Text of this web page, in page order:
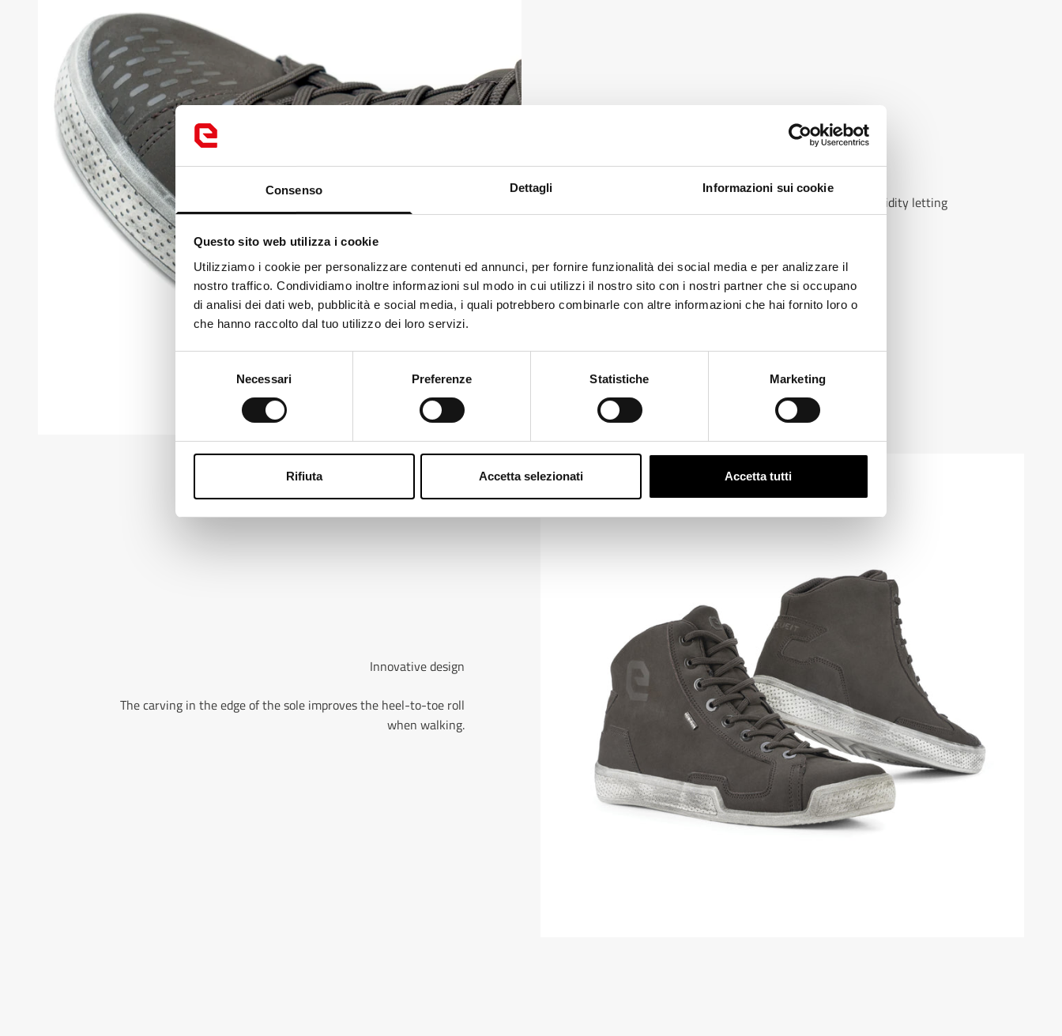
Consenso Dettagli Informazioni sui cookie
Questo sito web utilizza i cookie
Utilizziamo i cookie per personalizzare contenuti ed annunci, per fornire funzionalità dei social media e per analizzare il
nostro traffico. Condividiamo inoltre informazioni sul modo in cui utilizzi il nostro sito con i nostri partner che si occupano
di analisi dei dati web, pubblicità e social media, i quali potrebbero combinarle con altre informazioni che hai fornito loro o
che hanno raccolto dal tuo utilizzo dei loro servizi.
Necessari Preferenze Statistiche Marketing
Rifiuta Accetta selezionati Accetta tutti
Guaranteed waterproofing
The breathable E-Dry membrane blocks rain and humidity letting
Innovative design
The carving in the edge of the sole improves the heel-to-toe roll
when walking.
Looks likeItalianis more preferred for you. Change language?
Italian
Change